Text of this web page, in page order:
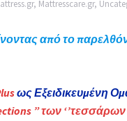
, Mattresscare.gr,
από το
ως Εξειδικευμένη
” των ‘’τεσσάρων